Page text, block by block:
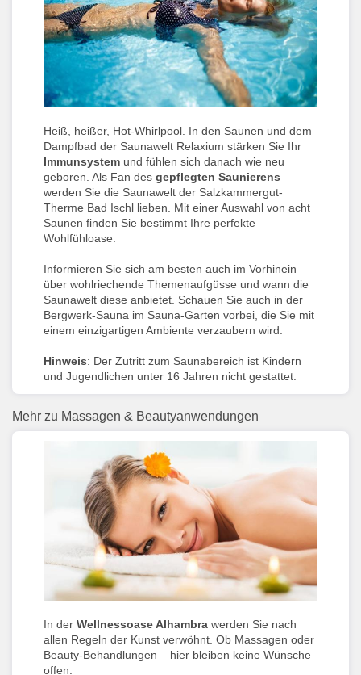
Heiß, heißer, Hot-Whirlpool. In den Saunen und dem
Dampfbad der Saunawelt Relaxium stärken Sie Ihr
Immunsystem und fühlen sich danach wie neu
geboren. Als Fan des gepflegten Saunierens
werden Sie die Saunawelt der Salzkammergut-
Therme Bad Ischl lieben. Mit einer Auswahl von acht
Saunen finden Sie bestimmt Ihre perfekte
Wohlfühloase.
Informieren Sie sich am besten auch im Vorhinein
über wohlriechende Themenaufgüsse und wann die
Saunawelt diese anbietet. Schauen Sie auch in der
Bergwerk-Sauna im Sauna-Garten vorbei, die Sie mit
einem einzigartigen Ambiente verzaubern wird.
Hinweis: Der Zutritt zum Saunabereich ist Kindern
und Jugendlichen unter 16 Jahren nicht gestattet.
Mehr zu Massagen & Beautyanwendungen
In der Wellnessoase Alhambra werden Sie nach
allen Regeln der Kunst verwöhnt. Ob Massagen oder
Beauty-Behandlungen – hier bleiben keine Wünsche
offen.